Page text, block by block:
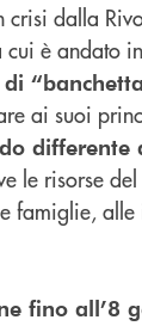
crisi dalla
cui è andato
ai suoi
differente
le risorse
alle
fino all’8